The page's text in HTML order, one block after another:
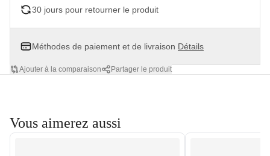
30 jours pour retourner le produit
Méthodes de paiement et de livraison Détails
Ajouter à la comparaison Partager le produit
Vous aimerez aussi